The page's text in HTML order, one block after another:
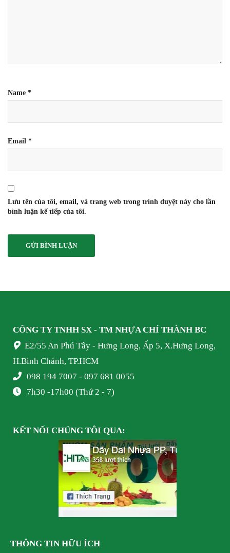
Name *
Email *
Lưu tên của tôi, email, và trang web trong trình duyệt này cho lần
bình luận kế tiếp của tôi.
CÔNG TY TNHH SX - TM NHỰACHÍ THÀNH BC
E2/55 An Phú Tây - Hưng Long, Ấp 5, X.Hưng Long,
H.Bình Chánh, TP.HCM
098 194 7007 - 097 681 0055
7h30 -17h00 (Thứ 2 - 7)
KẾT NỐI CHÚNG TÔI QUA:
THÔNG TIN HỮU ÍCH